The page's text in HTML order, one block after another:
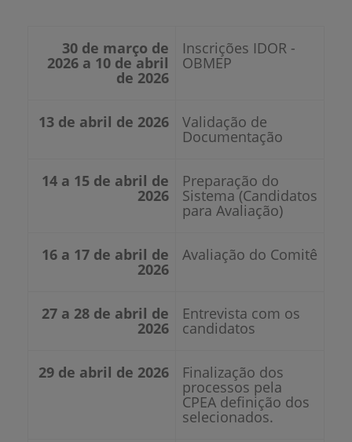
30 de março de
2026 a 10 de abril
de 2026
Inscrições IDOR -
OBMEP
13 de abril de 2026 Validação de
Documentação
14 a 15 de abril de
2026
Preparação do
Sistema (Candidatos
para Avaliação)
16 a 17 de abril de
2026
Avaliação do Comitê
27 a 28 de abril de
2026
Entrevista com os
candidatos
29 de abril de 2026 Finalização dos
processos pela
CPEA definição dos
selecionados.